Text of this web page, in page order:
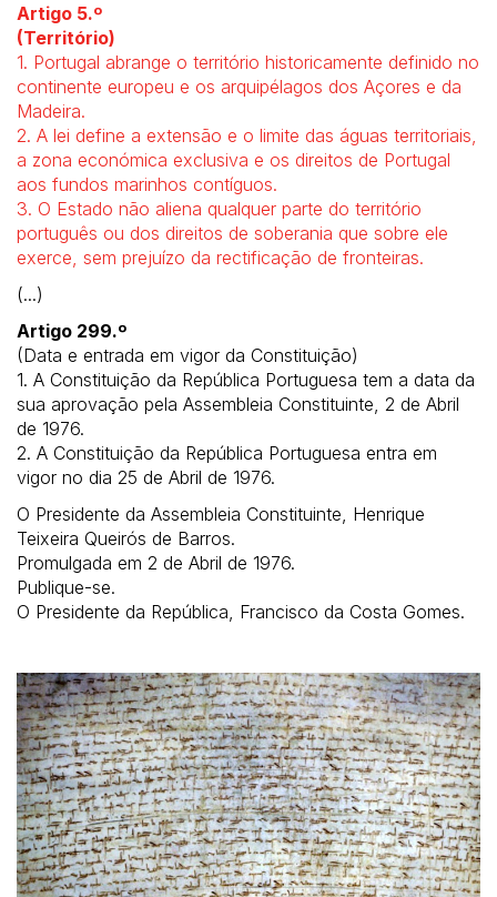
Artigo 5.º
(Território)
1. Portugal abrange o território historicamente definido no
continente europeu e os arquipélagos dos Açores e da
Madeira.
2. A lei define a extensão e o limite das águas territoriais,
a zona económica exclusiva e os direitos de Portugal
aos fundos marinhos contíguos.
3. O Estado não aliena qualquer parte do território
português ou dos direitos de soberania que sobre ele
exerce, sem prejuízo da rectificação de fronteiras.
(...)
Artigo 299.º
(Data e entrada em vigor da Constituição)
1. A Constituição da República Portuguesa tem a data da
sua aprovação pela Assembleia Constituinte, 2 de Abril
de 1976.
2. A Constituição da República Portuguesa entra em
vigor no dia 25 de Abril de 1976.
O Presidente da Assembleia Constituinte, Henrique
Teixeira Queirós de Barros.
Promulgada em 2 de Abril de 1976.
Publique-se.
O Presidente da República, Francisco da Costa Gomes.